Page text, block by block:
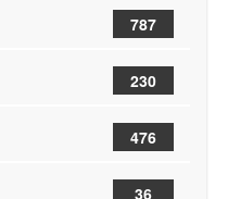
787
230
476
36